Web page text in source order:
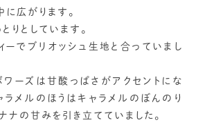
に広がります。
りとしています。
ーでブリオッシュ生地と合っていまし
ワーズは甘酸っぱさがアクセントにな
ラメルのほうはキャラメルのぼんのり
ナの甘みを引き立てていました。